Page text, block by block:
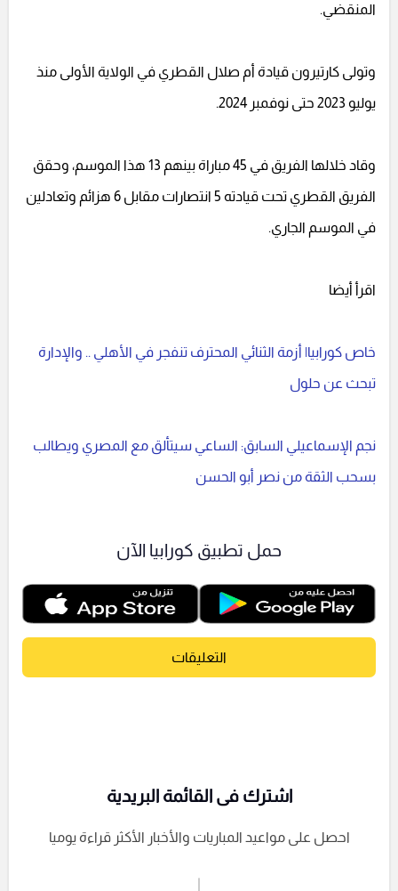
المنقضي.
وتولى كارتيرون قيادة أم صلال القطري في الولاية الأولى منذ
يوليو 2023 حتى نوفمبر 2024.
وقاد خلالها الفريق في 45 مباراة بينهم 13 هذا الموسم، وحقق
الفريق القطري تحت قيادته 5 انتصارات مقابل 6 هزائم وتعادلين
في الموسم الجاري.
اقرأ أيضا
خاص كورابيا| أزمة الثنائي المحترف تنفجر في الأهلي .. والإدارة
تبحث عن حلول
نجم الإسماعيلي السابق: الساعي سيتألق مع المصري ويطالب
بسحب الثقة من نصر أبو الحسن
حمل تطبيق كورابيا الآن
التعليقات
اشترك فى القائمة البريدية
احصل على مواعيد المباريات والأخبار الأكثر قراءة يوميا